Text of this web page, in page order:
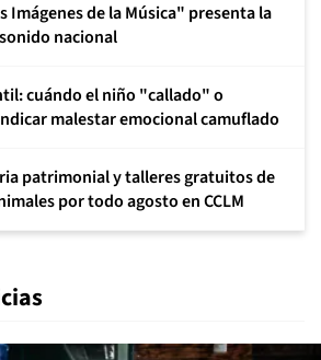
Imágenes de la Música" presenta la
nacional
cuándo el niño "callado" o
malestar emocional camuflado
patrimonial y talleres gratuitos de
por todo agosto en CCLM